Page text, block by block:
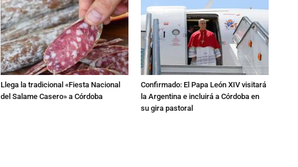
Llega la tradicional «Fiesta Nacional
del Salame Casero» a Córdoba
Confirmado: El Papa León XIV visitará
la Argentina e incluirá a Córdoba en
su gira pastoral